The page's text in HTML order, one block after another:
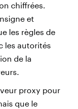
chiffrées.
et
les règles de
les autorités
de la
proxy pour
que le